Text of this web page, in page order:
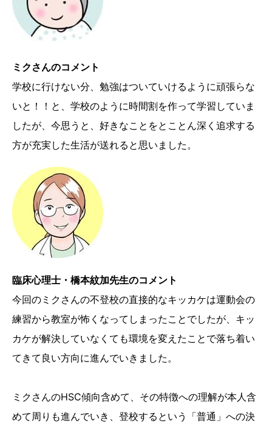
ミクさんのコメント
学校に行けない分、勉強はついていけるように頑張らな
いと！！と、学校のように時間割を作って学習していま
したが、今思うと、好きなことをとことん深く追求する
方が充実した生活が送れると思いました。
臨床心理士・橋本紋加先生のコメント
今回のミクさんの不登校の直接的なキッカケは運動会の
練習から教室が怖くなってしまったことでしたが、キッ
カケが解決していなくても環境を変えたことで落ち着い
てきて良い方向に進んでいきました。
ミクさんのHSC傾向含めて、その特徴への理解が本人含
めて周りも進んでいき、登校するという「普通」への決